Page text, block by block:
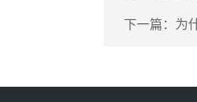
下一篇： 为